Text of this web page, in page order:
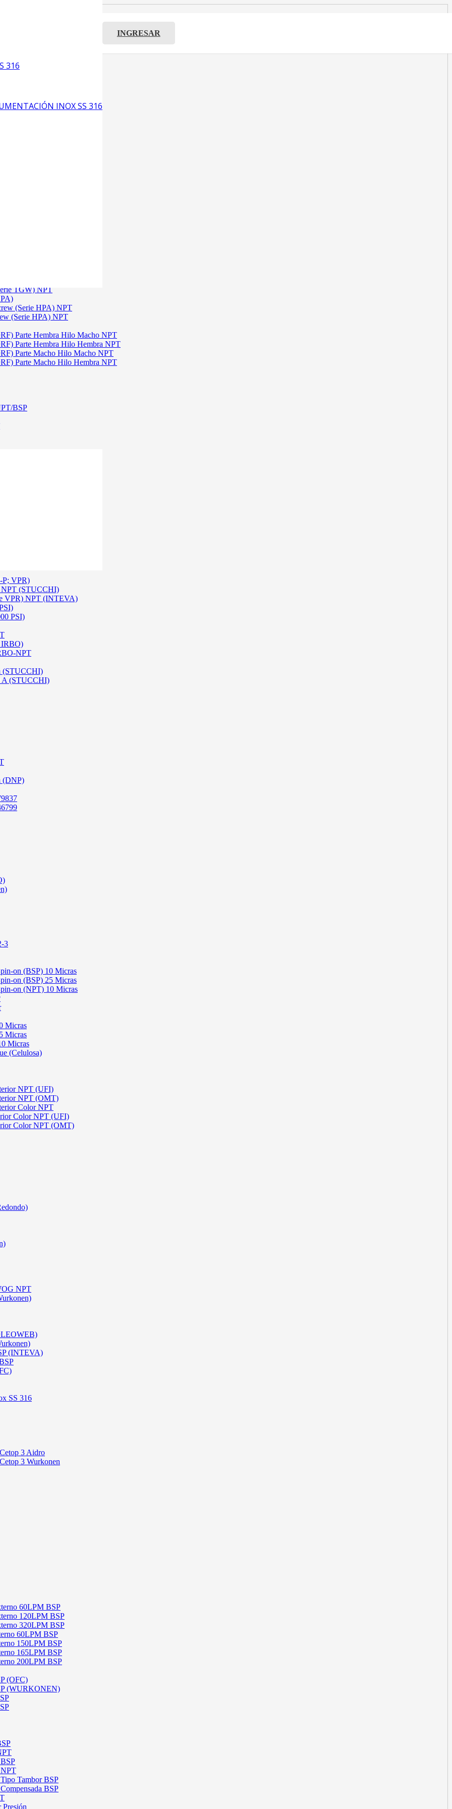
316
INOX SS 316
INGRESAR
TGW) NPT
(Serie HPA) NPT
(Serie HPA) NPT
Parte Hembra Hilo Macho NPT
Parte Hembra Hilo Hembra NPT
Parte Macho Hilo Macho NPT
Parte Macho Hilo Hembra NPT
BSP
SS 316
P; VPR)
NPT (STUCCHI)
VPR) NPT (INTEVA)
PSI)
IRBO)
NPT
(STUCCHI)
A (STUCCHI)
(DNP)
3
on (BSP) 10 Micras
on (BSP) 25 Micras
on (NPT) 10 Micras
Micras
Micras
Micras
(Celulosa)
NPT (UFI)
NPT (OMT)
Color NPT
Color NPT (UFI)
Color NPT (OMT)
NPT
(INTEVA)
SS 316
3 Aidro
3 Wurkonen
60LPM BSP
120LPM BSP
320LPM BSP
60LPM BSP
150LPM BSP
165LPM BSP
200LPM BSP
(OFC)
(WURKONEN)
Tambor BSP
BSP
Presión